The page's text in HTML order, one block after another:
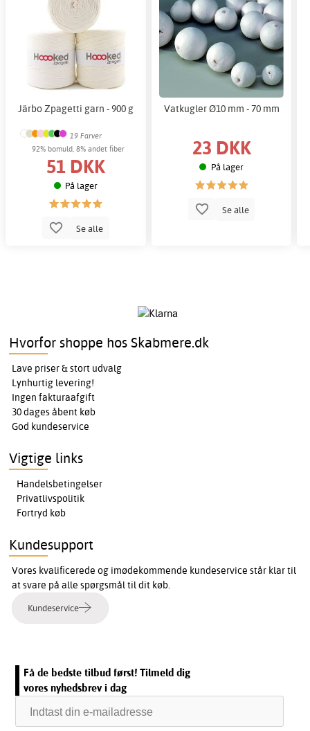
Järbo Zpagetti garn - 900 g
19 Farver
92% bomuld, 8% andet fiber
51 DKK
På lager
Se alle
Vatkugler Ø10 mm - 70 mm
23 DKK
På lager
Se alle
Hvorfor shoppe hos Skabmere.dk
Lave priser & stort udvalg
Lynhurtig levering!
Ingen fakturaafgift
30 dages åbent køb
God kundeservice
Vigtige links
Handelsbetingelser
Privatlivspolitik
Fortryd køb
Kundesupport
Vores kvalificerede og imødekommende kundeservice står klar til
at svare på alle spørgsmål til dit køb.
Kundeservice
Få de bedste tilbud først! Tilmeld dig
vores nyhedsbrev i dag